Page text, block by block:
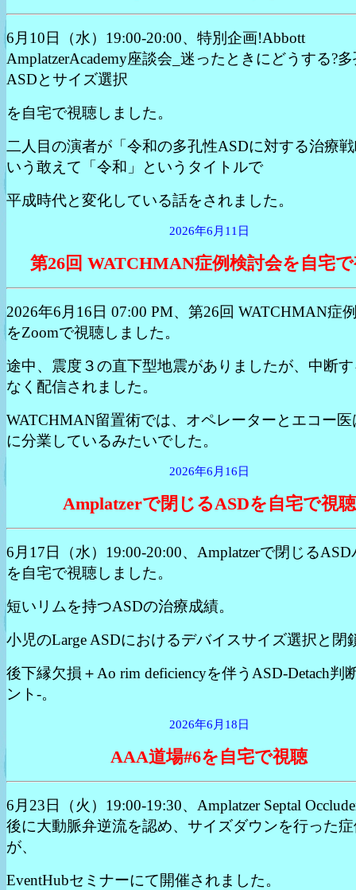
6月10日（水）19:00-20:00、特別企画!Abbott
AmplatzerAcademy座談会_迷ったときにどうする?
ASDとサイズ選択
を自宅で視聴しました。
二人目の演者が「令和の多孔性ASDに対する治療
いう敢えて「令和」というタイトルで
平成時代と変化している話をされました。
2026年6月11日
第26回 WATCHMAN症例検討会を自宅
2026年6月16日 07:00 PM、第26回 WATCHMAN症
をZoomで視聴しました。
途中、震度３の直下型地震がありましたが、中断
なく配信されました。
WATCHMAN留置術では、オペレーターとエコー医
に分業しているみたいでした。
2026年6月16日
Amplatzerで閉じるASDを自宅で視聴
6月17日（水）19:00-20:00、Amplatzerで閉じる
を自宅で視聴しました。
短いリムを持つASDの治療成績。
小児のLarge ASDにおけるデバイスサイズ選択と閉
後下縁欠損＋Ao rim deficiencyを伴うASD-Detach判
ント-。
2026年6月18日
AAA道場#6を自宅で視聴
6月23日（火）19:00-19:30、Amplatzer Septal
後に大動脈弁逆流を認め、サイズダウンを行った
が、
EventHubセミナーにて開催されました。